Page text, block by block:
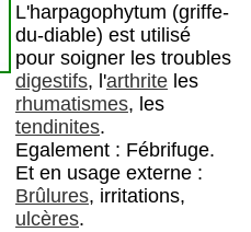
L'harpagophytum (griffe-
du-diable) est utilisé
pour soigner les troubles
digestifs, l'arthrite les
rhumatismes, les
tendinites.
Egalement : Fébrifuge.
Et en usage externe :
Brûlures, irritations,
ulcères.